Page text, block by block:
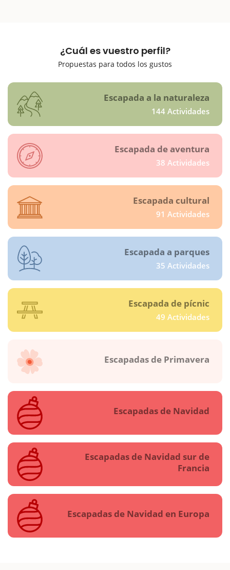
¿Cuál es vuestro perfil?
Propuestas para todos los gustos
Escapada a la naturaleza
144 Actividades
Escapada de aventura
38 Actividades
Escapada cultural
91 Actividades
Escapada a parques
35 Actividades
Escapada de pícnic
49 Actividades
Escapadas de Primavera
Escapadas de Navidad
Escapadas de Navidad sur de
Francia
Escapadas de Navidad en Europa